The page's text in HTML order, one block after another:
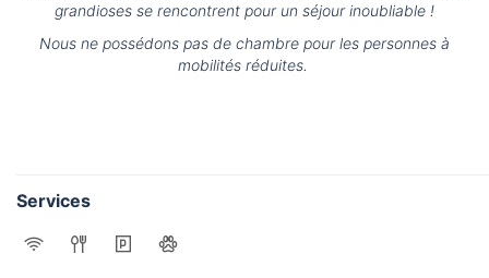
grandioses se rencontrent pour un séjour inoubliable !
Nous ne possédons pas de chambre pour les personnes à
mobilités réduites.
Services